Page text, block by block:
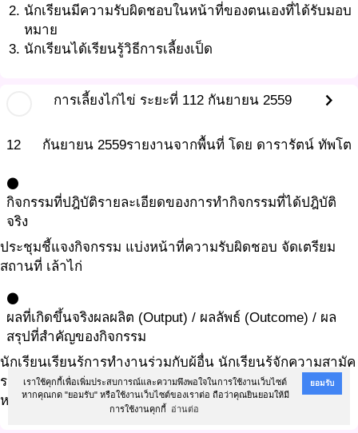
เราใช้คุกกี้เพื่อเพิ่มประสบการณ์และความพึงพอใจในการใช้งานเว็บไซต์
หากคุณกด "ยอมรับ" หรือใช้งานเว็บไซต์ของเราต่อ ถือว่าคุณยินยอมให้มี
การใช้งานคุกกี้
อ่านต่อ
ยอมรับ
นักเรียนมีความรับผิดชอบในหน้าที่ของตนเองที่ได้รับมอบ
หมาย
นักเรียนได้เรียนรู้วิธีการเลี้ยงเป็ด
การเลี้ยงไก่ไข่ ระยะที่ 112 กันยายน 2559 chevron_right
12 กันยายน 2559รายงานจากพื้นที่ โดย ดารารัตน์ ทัพโต
circle
กิจกรรมที่ปฎิบัติรายละเอียดของการทำกิจกรรมที่ได้ปฎิบัติ
จริง
ประชุมชี้แจงกิจกรรม แบ่งหน้าที่ความรับผิดชอบ จัดเตรียม
สถานที่ เล้าไก่
circle
ผลที่เกิดขึ้นจริงผลผลิต (Output) / ผลลัพธ์ (Outcome) / ผล
สรุปที่สำคัญของกิจกรรม
นักเรียนเรียนรู้การทำงานร่วมกับผู้อื่น นักเรียนรู้จักความสามัค
รคีการมีน้ำใจ ช่วยเหลือแบ่งปัน นักเรียนมีความรับผิดชอบใน
หน้าที่ของตนเอง และรู้จักช่วยเหลือเพื่อน